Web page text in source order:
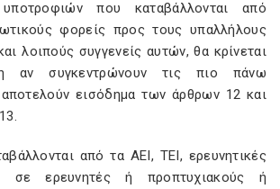
που καταβάλλονται από
φορείς προς τους υπαλλήλους
λοιπούς συγγενείς αυτών, θα κρίνεται
αν συγκεντρώνουν τις πιο πάνω
εισόδημα των άρθρων 12 και
από τα ΑΕΙ, ΤΕΙ, ερευνητικές
σε ερευνητές ή προπτυχιακούς ή